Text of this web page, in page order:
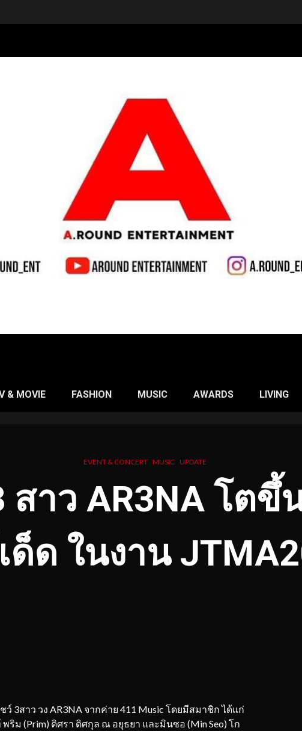
& MOVIE FASHION MUSIC AWARDS LIVING
EVENT & CONCERT MUSIC UPDATE
สาว AR3NA โตขึ้
ด็ด ในงาน
3สาว วง AR3NA จากค่าย 411 Music โดยมีสมาชิก ได้แก่
ริม (Prim) ดิศรา ดิศกุล ณ อยุธยา และมินซอ (Min Seo) โก